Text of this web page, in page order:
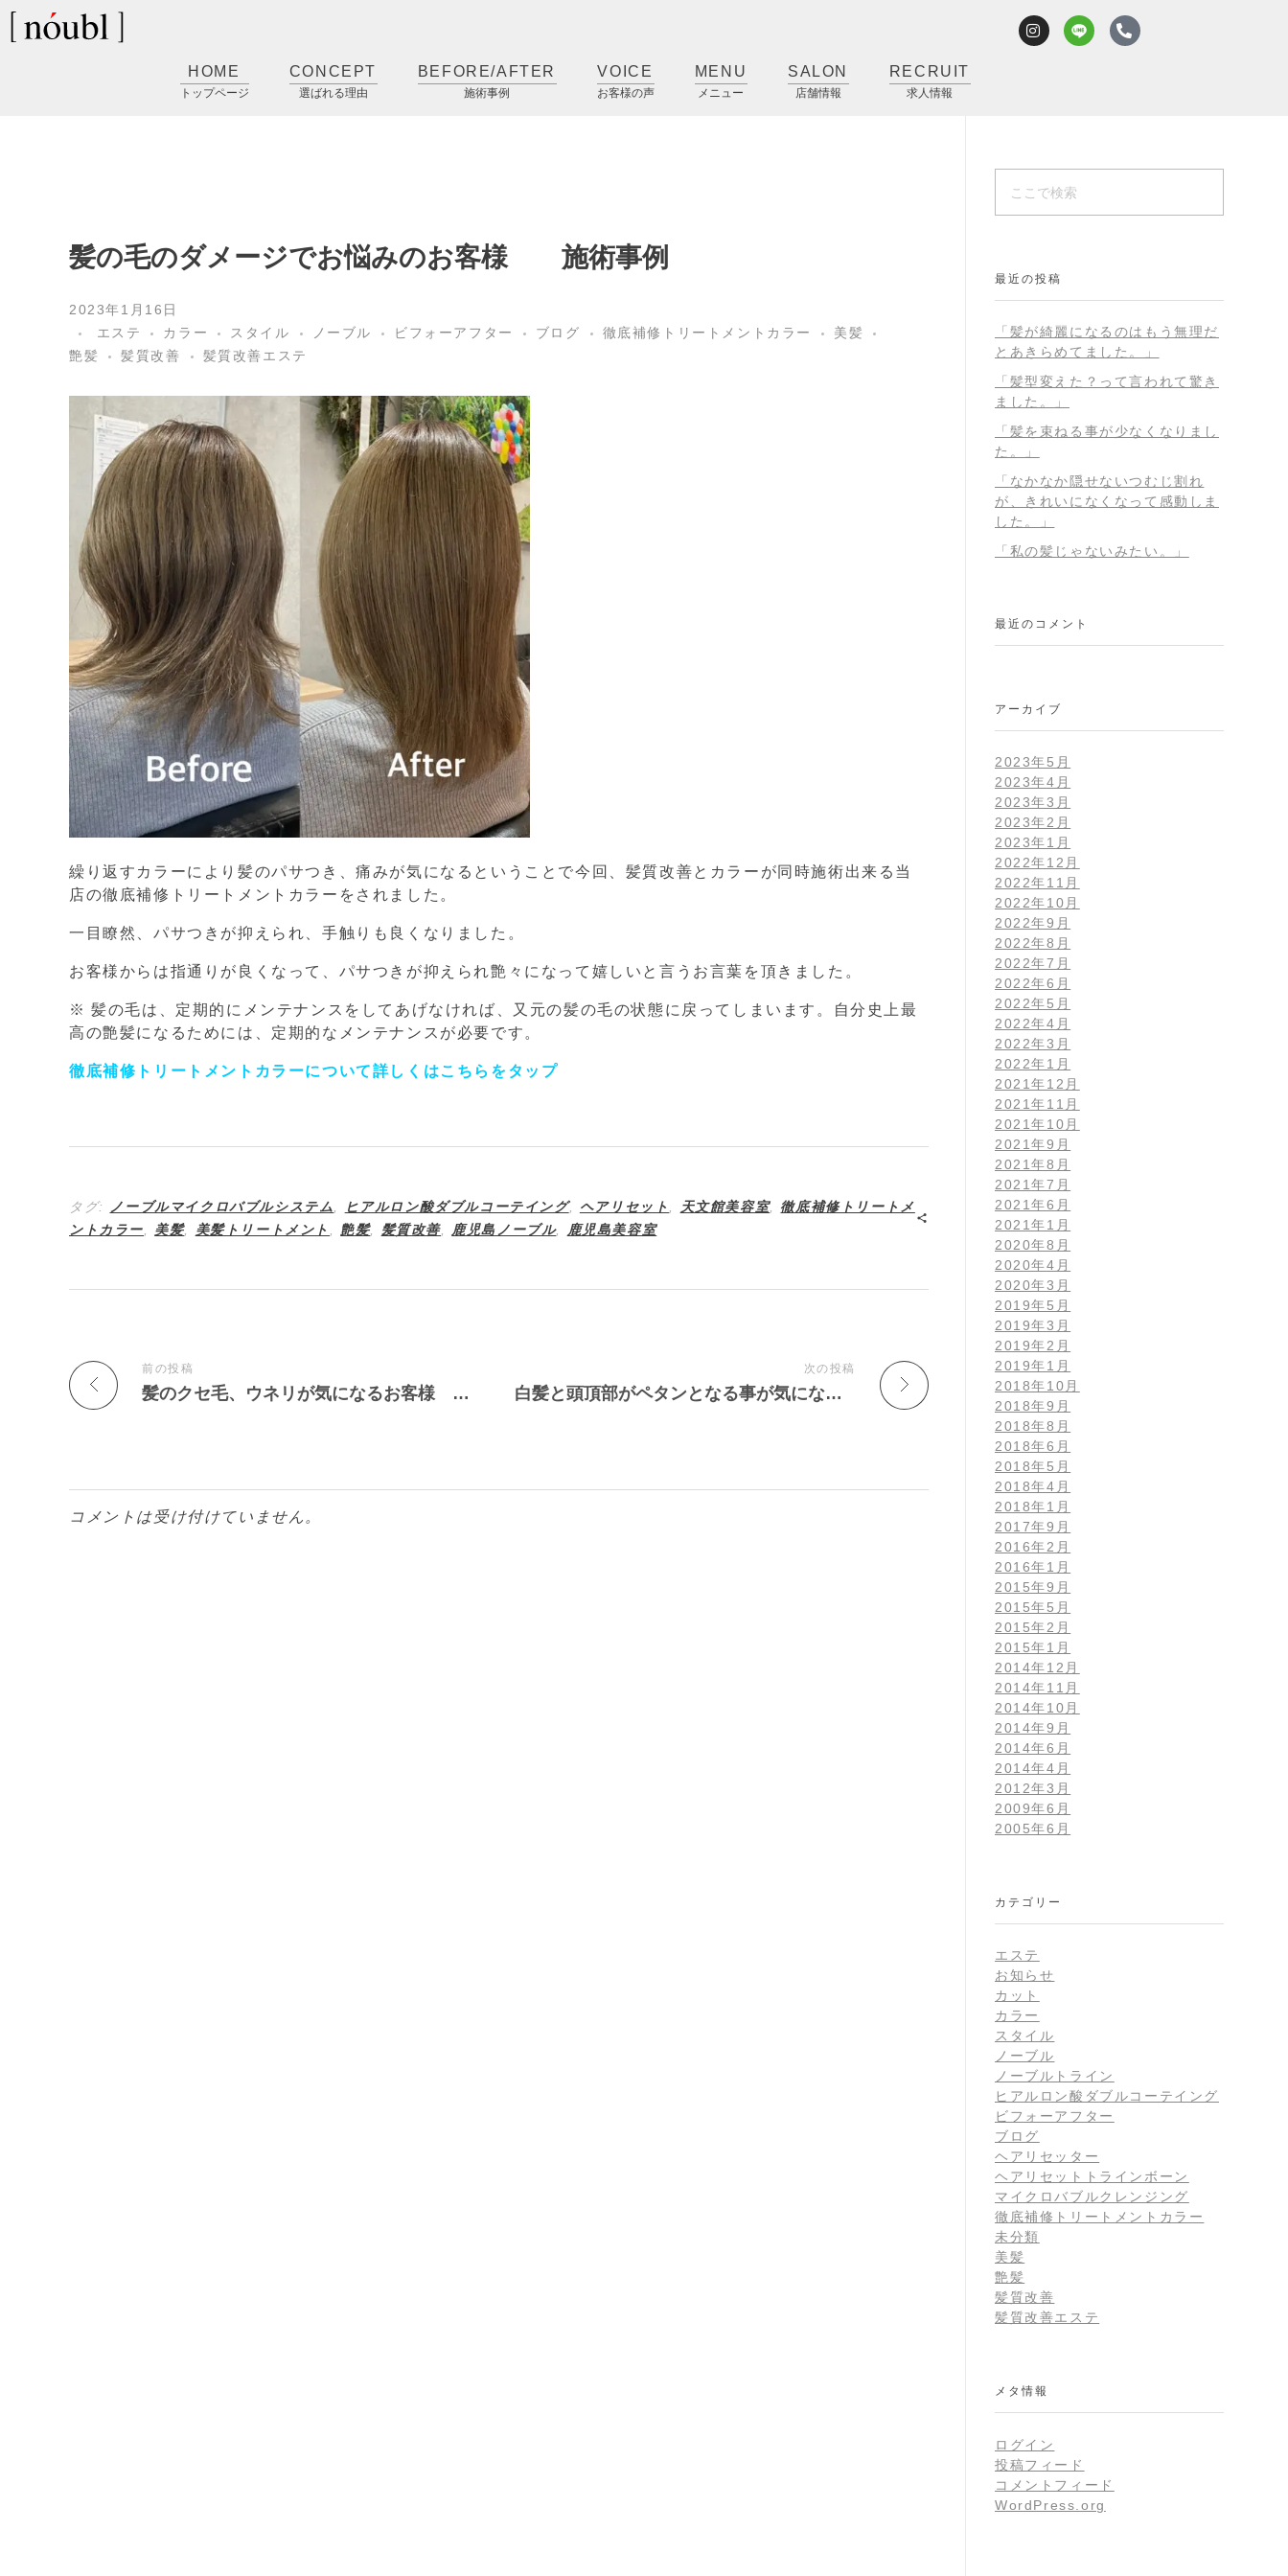
HOME
トップページ
CONCEPT
選ばれる理由
BEFORE/AFTER
施術事例
VOICE
お客様の声
MENU
メニュー
SALON
店舗情報
RECRUIT
求人情報
髪の毛のダメージでお悩みのお客様 施術事例
2023年1月16日
エステ
カラー スタイル ノーブル ビフォーアフター ブログ 徹底補修トリートメントカラー
美髪
艶髪
髪質改善 髪質改善エステ
繰り返すカラーにより髪のパサつき、痛みが気になるということで今回、髪質改善とカラーが同時施術出来る当
店の徹底補修トリートメントカラーをされました。
一目瞭然、パサつきが抑えられ、手触りも良くなりました。
お客様からは指通りが良くなって、パサつきが抑えられ艶々になって嬉しいと言うお言葉を頂きました。
※ 髪の毛は、定期的にメンテナンスをしてあげなければ、又元の髪の毛の状態に戻ってしまいます。自分史上最
高の艶髪になるためには、定期的なメンテナンスが必要です。
徹底補修トリートメントカラーについて詳しくはこちらをタップ
タグ: ノーブルマイクロバブルシステム ヒアルロン酸ダブルコーテイング, ヘアリセット 天文館美容室, 徹底補修トリートメ
ントカラー
美髪, 美髪トリートメント 艶髪, 髪質改善 鹿児島ノーブル, 鹿児島美容室
前の投稿
髪のクセ毛、ウネリが気になるお客様 施述事例
次の投稿
白髪と頭頂部がペタンとなる事が気になるお客様 施術事例
コメントは受け付けていません。
最近の投稿
「髪が綺麗になるのはもう無理だ
とあきらめてました。」
「髪型変えた？って言われて驚き
ました。」
「髪を束ねる事が少なくなりまし
た。」
「なかなか隠せないつむじ割れ
が、きれいになくなって感動しま
した。」
「私の髪じゃないみたい。」
最近のコメント
アーカイブ
2023年5月
2023年4月
2023年3月
2023年2月
2023年1月
2022年12月
2022年11月
2022年10月
2022年9月
2022年8月
2022年7月
2022年6月
2022年5月
2022年4月
2022年3月
2022年1月
2021年12月
2021年11月
2021年10月
2021年9月
2021年8月
2021年7月
2021年6月
2021年1月
2020年8月
2020年4月
2020年3月
2019年5月
2019年3月
2019年2月
2019年1月
2018年10月
2018年9月
2018年8月
2018年6月
2018年5月
2018年4月
2018年1月
2017年9月
2016年2月
2016年1月
2015年9月
2015年5月
2015年2月
2015年1月
2014年12月
2014年11月
2014年10月
2014年9月
2014年6月
2014年4月
2012年3月
2009年6月
2005年6月
カテゴリー
エステ
お知らせ
カット
カラー
スタイル
ノーブル
ノーブルトライン
ヒアルロン酸ダブルコーテイング
ビフォーアフター
ブログ
ヘアリセッター
ヘアリセットトラインボーン
マイクロバブルクレンジング
徹底補修トリートメントカラー
未分類
美髪
艶髪
髪質改善
髪質改善エステ
メタ情報
ログイン
投稿フィード
コメントフィード
WordPress.org